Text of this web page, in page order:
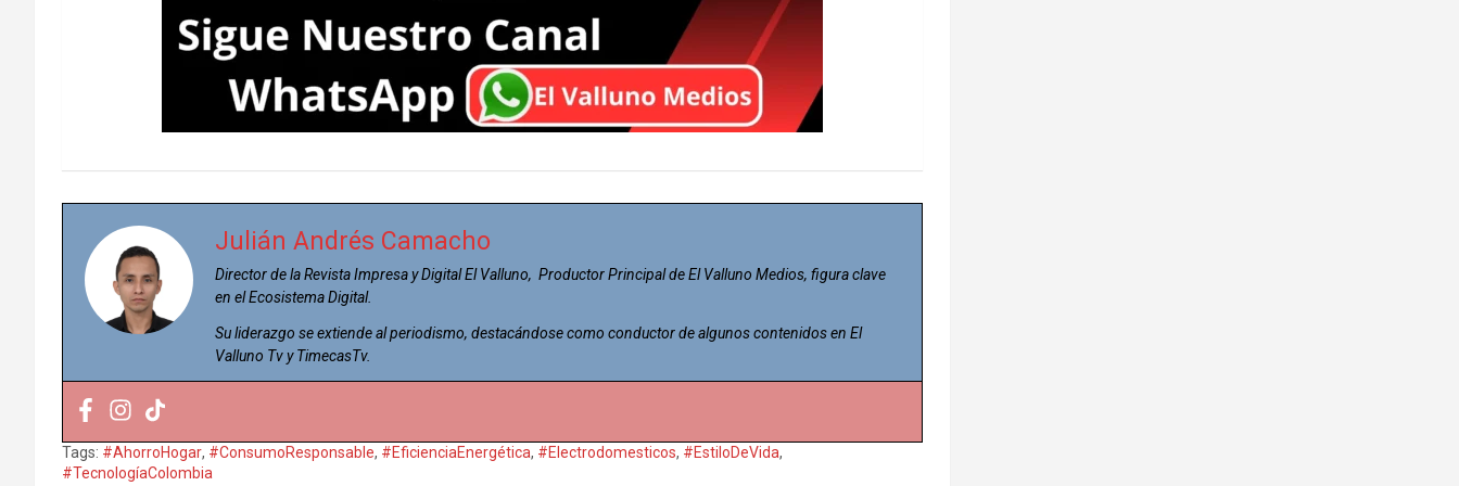
Julián Andrés Camacho
Director de la Revista Impresa y Digital El Valluno, Productor Principal de El Valluno Medios, figura clave
en el Ecosistema Digital.
Su liderazgo se extiende al periodismo, destacándose como conductor de algunos contenidos en El
Valluno Tv y TimecasTv.
Tags: #AhorroHogar, #ConsumoResponsable, #EficienciaEnergética, #Electrodomesticos, #EstiloDeVida,
#TecnologíaColombia